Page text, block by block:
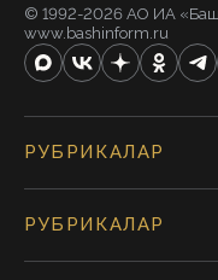
© 1992-2026 АО ИА
www.bashinform.ru
РУБРИКАЛАР
РУБРИКАЛАР